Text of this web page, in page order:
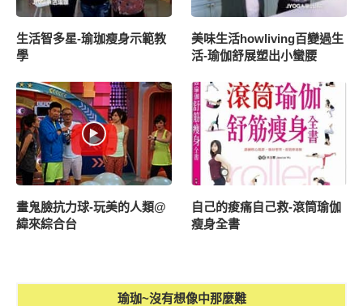
生活智多星-瑜珈瘦身示範教
學
美味生活howliving百變過生
活-瑜伽舒展塑出小蠻腰
畫鬼臉抗力球-玩美的人類@
緯來綜合台
自己的痠痛自己救-滾筒瑜伽
瘦身全書
瑜珈~沒有想像中那麼難